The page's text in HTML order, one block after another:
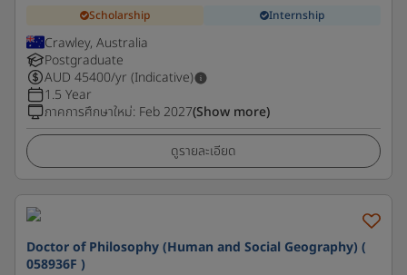
Scholarship Internship
Crawley, Australia
Postgraduate
AUD 45400/yr (Indicative)
1.5 Year
ภาคการศึกษาใหม่: Feb 2027(Show more)
ดูรายละเอียด
Doctor of Philosophy (Human and Social Geography) (
058936F )